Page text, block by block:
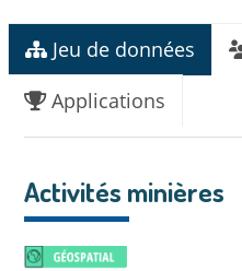
Jeu de données
Applications
Activités minières